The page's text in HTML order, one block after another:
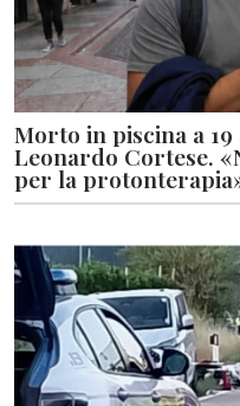
Morto in piscina a
Leonardo Cortese.
per la